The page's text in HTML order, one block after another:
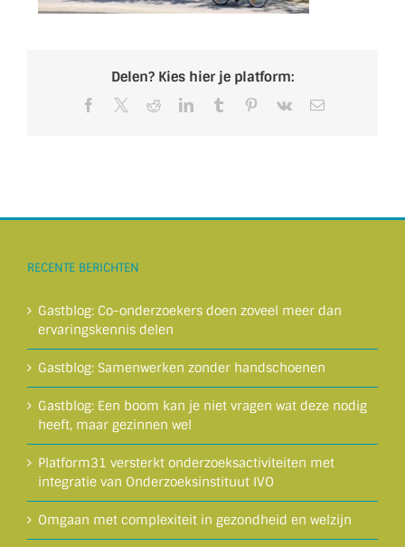
Delen? Kies hier je platform:
Facebook RedditLinkedInTumblr Pinterest
Vk
E-
RECENTE BERICHTEN
Gastblog: Co-onderzoekers doen zoveel meer dan
ervaringskennis delen
Gastblog: Samenwerken zonder handschoenen
Gastblog: Een boom kan je niet vragen wat deze nodig
heeft, maar gezinnen wel
Platform31 versterkt onderzoeksactiviteiten met
integratie van Onderzoeksinstituut IVO
Omgaan met complexiteit in gezondheid en welzijn